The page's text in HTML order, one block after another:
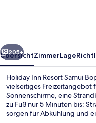
by
IHG
Weiter
205+
ÜbersichtZimmerLage
Holiday Inn Resort Samui
vielseitiges Freizeitangebot
Sonnenschirme, eine
zu Fuß nur 5 Minuten bis:
sorgen für Abkühlung und